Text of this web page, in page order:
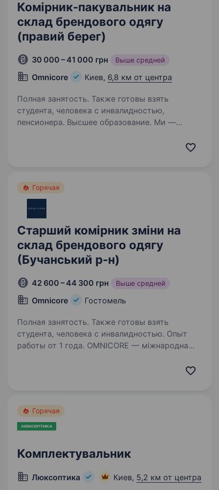
Комірник-пакувальник на
склад брендового одягу
(правий берег)
30 000 – 41 000 грн Выше средней
Omnicore Киев, 6,8 км от центра
Полная занятость. Также готовы взять
студента, человека с инвалидностью,
пенсионера. Высшее образование. Ми —
OMNICORE. Наш склад обслуговує інтрнет —
shop.com та інші. Запрошуємо в команду
активних…
Горячая
Старший комірник зміни на
склад брендового одягу
(Бучанський р-н)
42 600 – 44 300 грн Выше средней
Omnicore Гостомель
Полная занятость. Также готовы взять
студента, человека с инвалидностью. Опыт
работы от 1 года. OMNICORE — міжнародна
adidas.ua, adidas.kz, маркетплейс…
Горячая
Комплектувальник
Люксоптика Киев, 5,2 км от центра